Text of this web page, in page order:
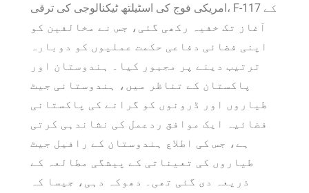
امریکی فوج کی اسٹیلتھ ٹیکنالوجی کی ترقی، F-117 کے
آغاز تک خفیہ رکھی گئی، جس نے مخالفین کو
اپنی فضائی دفاعی حکمت عملیوں کو دوبارہ
ترتیب دینے پر مجبور کیا۔ ہندوستان اور
پاکستان کے تناظر میں، ہندوستانی جیٹ
طیاروں اور ڈرونوں کو گرانے کی پاکستانی
فضائیہ ایک موافق ردعمل کی نشاندہی کرتی
ہے، جس کی اطلاع ہندوستان کے رافیل جیٹ
طیاروں کی تعیناتی کے پیشگی مطالعہ کے
ذریعہ دی گئی تھی۔ دھوکہ دہی، جیسا کہ